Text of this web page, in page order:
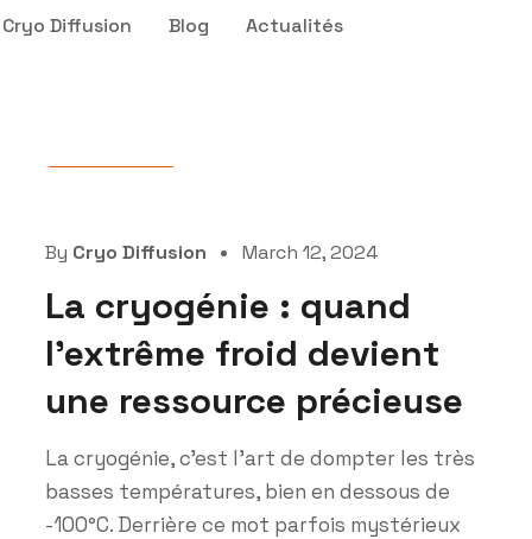
Cryo Diffusion Blog Actualités
By Cryo Diffusion March 12, 2024
La cryogénie : quand
l’extrême froid devient
une ressource précieuse
La cryogénie, c’est l’art de dompter les très
basses températures, bien en dessous de
-100°C. Derrière ce mot parfois mystérieux